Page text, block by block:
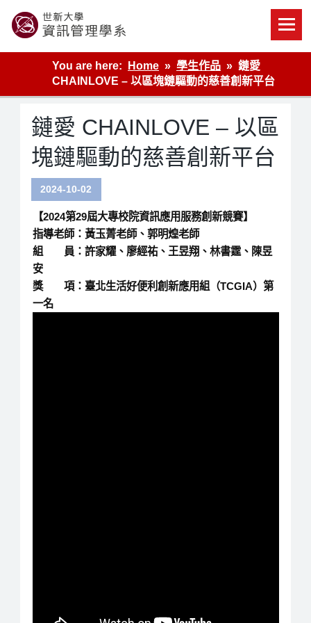
content
世新大學資管系網站
You are here:
Home 學生作品
鏈愛
CHAINLOVE – 以區塊鏈驅動的慈善創新平台
鏈愛 CHAINLOVE – 以區
塊鏈驅動的慈善創新平台
2024-10-02
【2024第29屆大專校院資訊應用服務創新競賽】
指導老師：黃玉菁老師、郭明煌老師
組 員：許家耀、廖經祐、王昱翔、林書霆、陳昱
安
獎 項：臺北生活好便利創新應用組（TCGIA）第
一名